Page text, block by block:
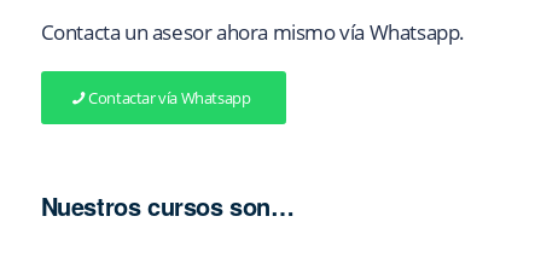
Contacta un asesor ahora mismo vía Whatsapp.
Contactar vía Whatsapp
Nuestros cursos son…